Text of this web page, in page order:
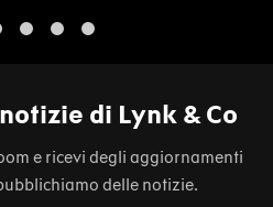
di Lynk & Co
e ricevi degli aggiornamenti
delle notizie.